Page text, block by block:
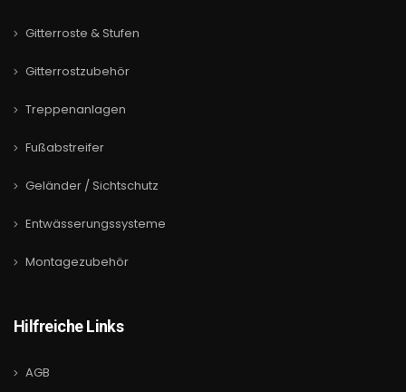
Gitterroste & Stufen
Gitterrostzubehör
Treppenanlagen
Fußabstreifer
Geländer / Sichtschutz
Entwässerungssysteme
Montagezubehör
Hilfreiche Links
AGB